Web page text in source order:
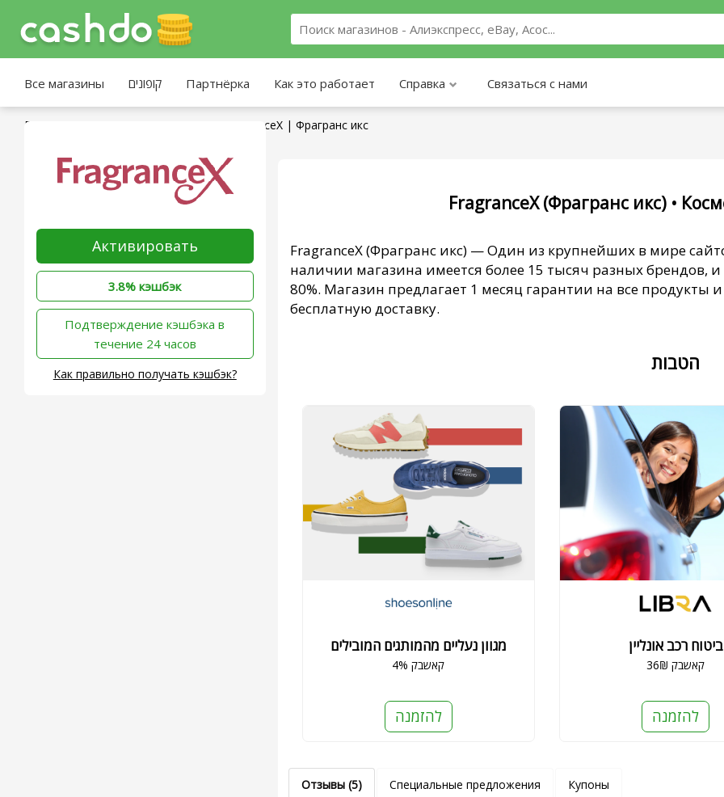
Все магазины קופונים Партнёрка Как это работает Справка Связаться с нами
Главная страница FragranceX | Фрагранс икс
Активировать
3.8% кэшбэк
‫Подтверждение кэшбэка в
течение 24 часов
Как правильно получать кэшбэк?
FragranceX (Фрагранс икс) •
FragranceX (Фрагранс икс) — Один из крупнейших в мире
наличии магазина имеется более 15 тысяч разных брендов,
80%. Магазин предлагает 1 месяц гарантии на все продукты
бесплатную доставку.
הטבות
מגוון נעליים מהמותגים המובילים
4% קאשבק
להזמנה
ביטוח רכב אונליין
36₪ קאשבק
להזמנה
Отзывы (5) Специальные предложения Купоны